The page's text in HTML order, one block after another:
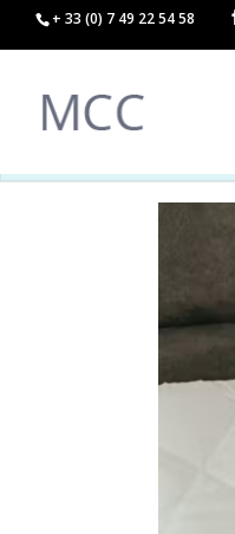
+ 33 (0) 7 49 22 54 58